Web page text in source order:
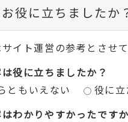
役に立ちましたか
イト運営の参考とさせて
役に立ちましたか？
ともいえない
役に
わかりやすかったです